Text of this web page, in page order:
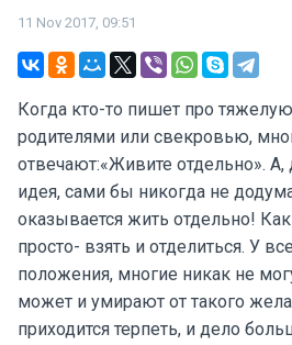
11 Nov 2017, 09:51
Когда кто-то пишет про
родителями или свекровью,
отвечают:«Живите отдельно». А,
идея, сами бы никогда не
оказывается жить отдельно!
просто- взять и отделиться. У
положения, многие никак не
может и умирают от такого
приходится терпеть, и дело